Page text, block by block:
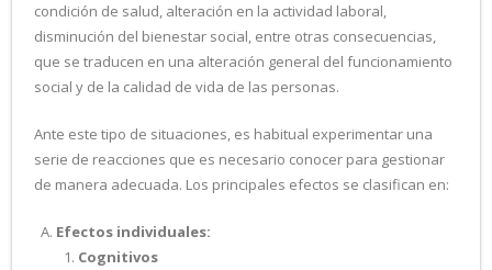
condición de salud, alteración en la actividad laboral,
disminución del bienestar social, entre otras consecuencias,
que se traducen en una alteración general del funcionamiento
social y de la calidad de vida de las personas.
Ante este tipo de situaciones, es habitual experimentar una
serie de reacciones que es necesario conocer para gestionar
de manera adecuada. Los principales efectos se clasifican en:
Efectos individuales:
Cognitivos